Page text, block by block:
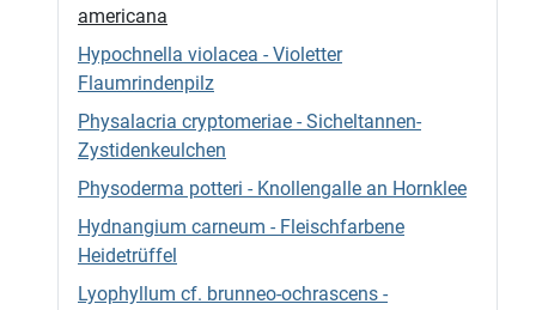
americana
Hypochnella violacea - Violetter
Flaumrindenpilz
Physalacria cryptomeriae - Sicheltannen-
Zystidenkeulchen
Physoderma potteri - Knollengalle an Hornklee
Hydnangium carneum - Fleischfarbene
Heidetrüffel
Lyophyllum cf. brunneo-ochrascens -